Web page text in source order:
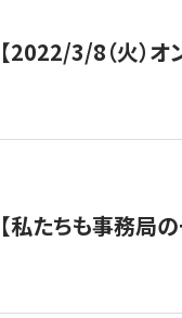
【2022/3/8（火）
【私たちも事務局